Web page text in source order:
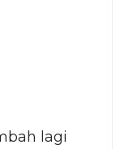
lagi